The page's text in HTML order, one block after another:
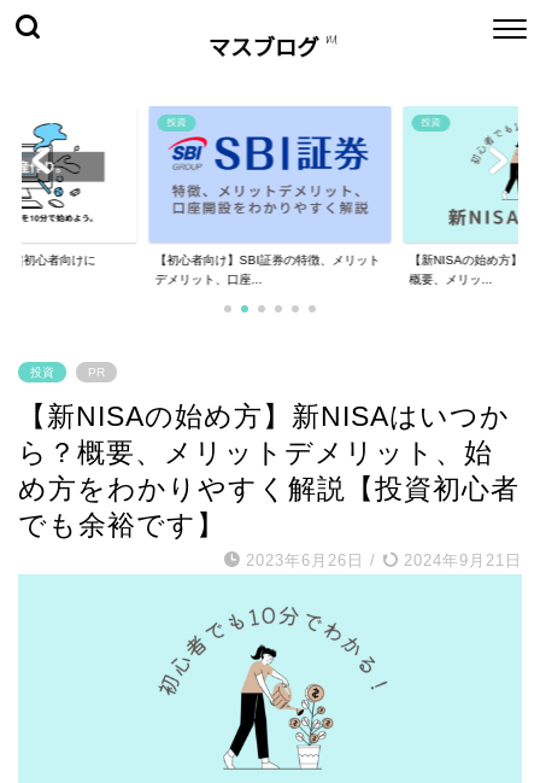
超初心者向けに
投資
【初心者向け】SBI証券の特徴、メリット
デメリット、口座...
投資
【新NISAの始め方】
概要、メリッ...
投資 PR
【新NISAの始め方】新NISAはいつか
ら？概要、メリットデメリット、始
め方をわかりやすく解説【投資初心者
でも余裕です】
2023年6月26日 / 2024年9月21日